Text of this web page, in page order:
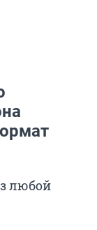
любой